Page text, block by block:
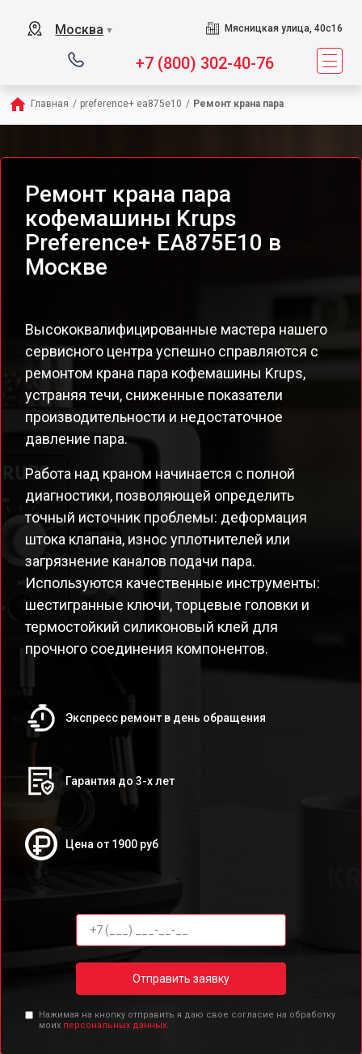
Москва ▼ Мясницкая улица, 40с16
+7 (800) 302-40-76
Главная / preference+ ea875e10 / Ремонт крана пара
Ремонт крана пара
кофемашины Krups
Preference+ EA875E10 в
Москве
Высококвалифицированные мастера нашего
сервисного центра успешно справляются с
ремонтом крана пара кофемашины Krups,
устраняя течи, сниженные показатели
производительности и недостаточное
давление пара.
Работа над краном начинается с полной
диагностики, позволяющей определить
точный источник проблемы: деформация
штока клапана, износ уплотнителей или
загрязнение каналов подачи пара.
Используются качественные инструменты:
шестигранные ключи, торцевые головки и
термостойкий силиконовый клей для
прочного соединения компонентов.
Экспресс ремонт в день обращения
Гарантия до 3-х лет
Цена от 1900 руб
Отправить заявку
Нажимая на кнопку отправить я даю свое согласие на обработку
моих персональных данных.